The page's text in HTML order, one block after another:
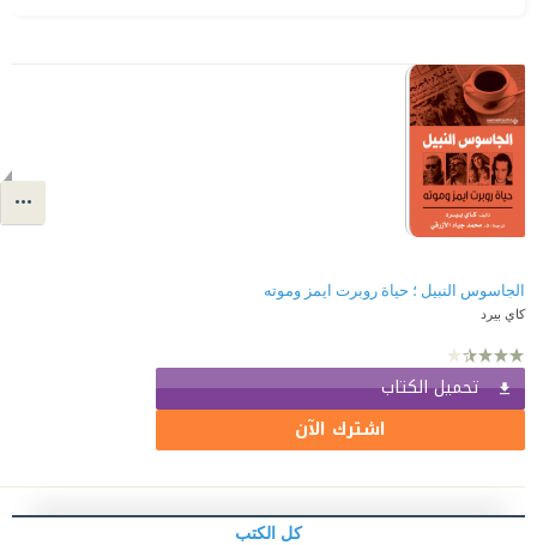
الجاسوس النبيل ؛ حياة روبرت ايمز وموته
كاي بيرد
تحميل الكتاب
اشترك الآن
كل الكتب